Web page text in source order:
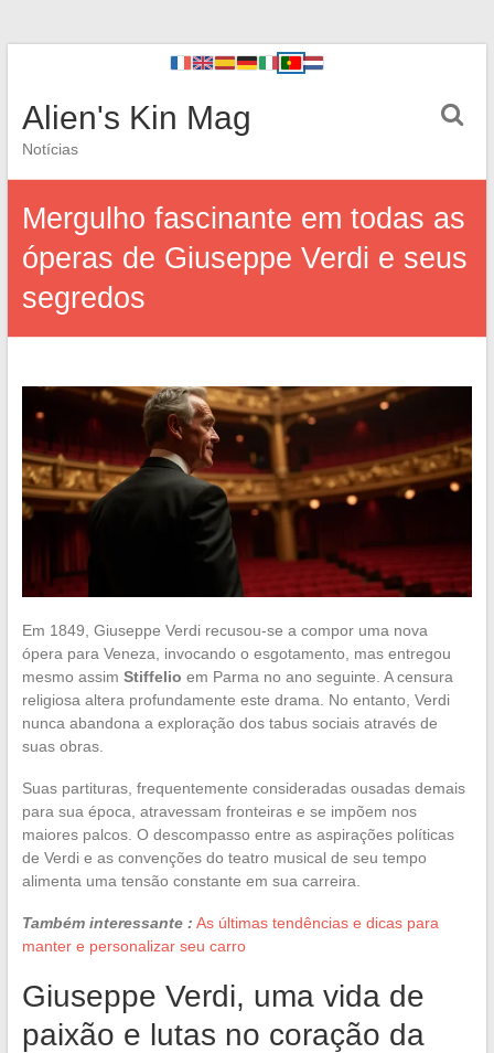
Alien's Kin Mag
Notícias
Mergulho fascinante em todas as
óperas de Giuseppe Verdi e seus
segredos
Em 1849, Giuseppe Verdi recusou-se a compor uma nova
ópera para Veneza, invocando o esgotamento, mas entregou
mesmo assim Stiffelio em Parma no ano seguinte. A censura
religiosa altera profundamente este drama. No entanto, Verdi
nunca abandona a exploração dos tabus sociais através de
suas obras.
Suas partituras, frequentemente consideradas ousadas demais
para sua época, atravessam fronteiras e se impõem nos
maiores palcos. O descompasso entre as aspirações políticas
de Verdi e as convenções do teatro musical de seu tempo
alimenta uma tensão constante em sua carreira.
Também interessante : As últimas tendências e dicas para
manter e personalizar seu carro
Giuseppe Verdi, uma vida de
paixão e lutas no coração da